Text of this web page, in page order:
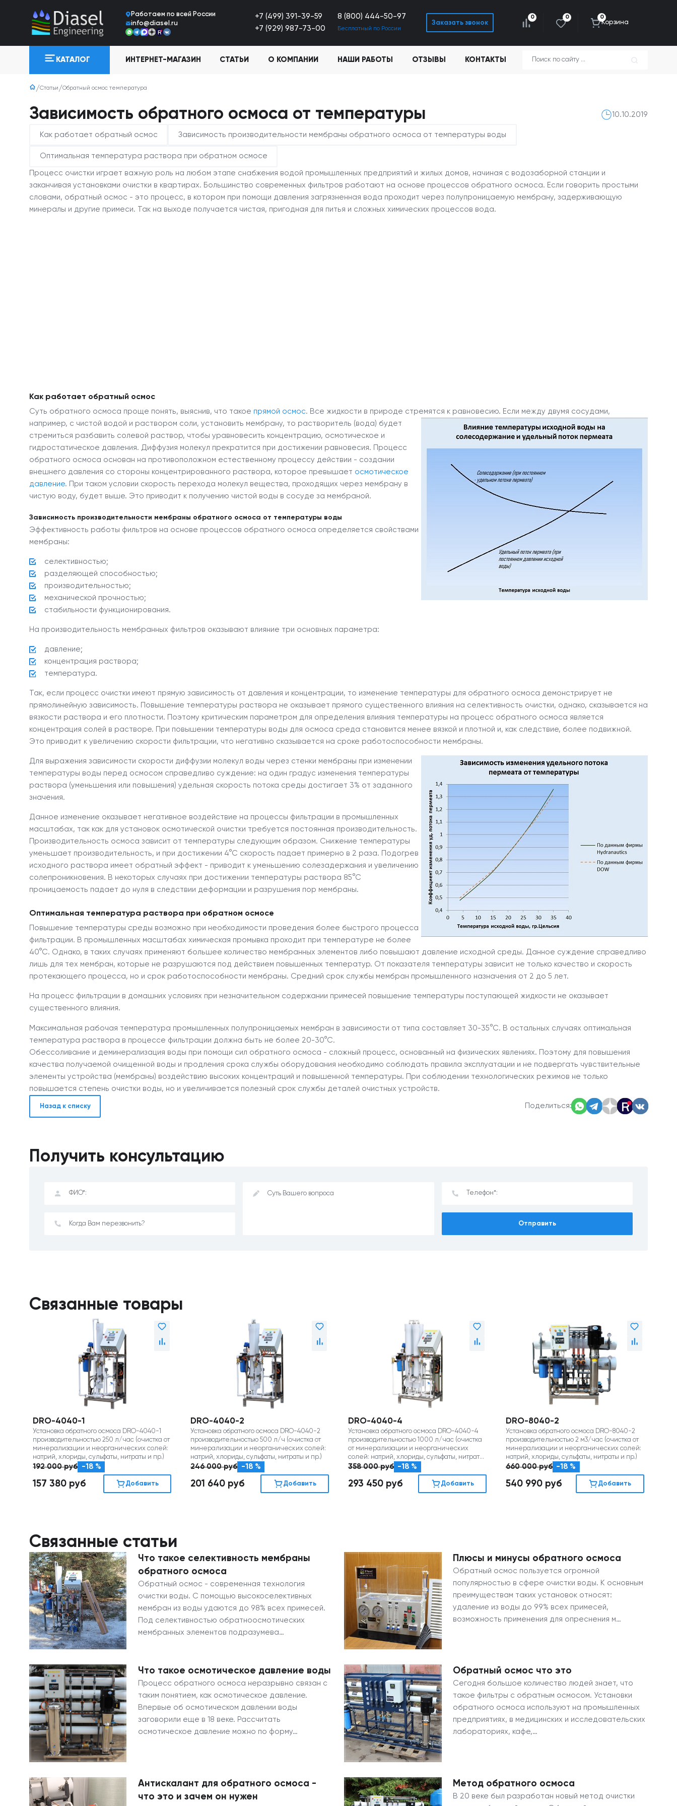
Работаем по всей Росcии
info@diasel.ru
+7 (499) 391-39-59
8 (800) 444-50-97
+7 (929) 987-73-00
Бесплатный по России
Заказать звонок
0 0
Корзина
0
КАТАЛОГ ИНТЕРНЕТ-МАГАЗИН СТАТЬИ О КОМПАНИИ НАШИ РАБОТЫ ОТЗЫВЫ КОНТАКТЫ
Статьи Обратный осмос температура
Зависимость обратного осмоса от температуры 10.10.2019
Как работает обратный осмос Зависимость производительности мембраны обратного осмоса от температуры воды
Оптимальная температура раствора при обратном осмосе
Процесс очистки играет важную роль на любом этапе снабжения водой промышленных предприятий и жилых домов, начиная с водозаборной станции и
заканчивая установками очистки в квартирах. Большинство современных фильтров работают на основе процессов обратного осмоса. Если говорить простыми
словами, обратный осмос - это процесс, в котором при помощи давления загрязненная вода проходит через полупроницаемую мембрану, задерживающую
минералы и другие примеси. Так на выходе получается чистая, пригодная для питья и сложных химических процессов вода.
Как работает обратный осмос
Суть обратного осмоса проще понять, выяснив, что такое прямой осмос. Все жидкости в природе стремятся к равновесию. Если между двумя сосудами,
например, с чистой водой и раствором соли, установить мембрану, то растворитель (вода) будет
стремиться разбавить солевой раствор, чтобы уравновесить концентрацию, осмотическое и
гидростатическое давления. Диффузия молекул прекратится при достижении равновесия. Процесс
обратного осмоса основан на противоположном естественному процессу действии - создании
внешнего давления со стороны концентрированного раствора, которое превышает осмотическое
давление. При таком условии скорость перехода молекул вещества, проходящих через мембрану в
чистую воду, будет выше. Это приводит к получению чистой воды в сосуде за мембраной.
Зависимость производительности мембраны обратного осмоса от температуры воды
Эффективность работы фильтров на основе процессов обратного осмоса определяется свойствами
мембраны:
селективностью;
разделяющей способностью;
производительностью;
механической прочностью;
стабильности функционирования.
На производительность мембранных фильтров оказывают влияние три основных параметра:
давление;
концентрация раствора;
температура.
Так, если процесс очистки имеют прямую зависимость от давления и концентрации, то изменение температуры для обратного осмоса демонстрирует не
прямолинейную зависимость. Повышение температуры раствора не оказывает прямого существенного влияния на селективность очистки, однако, сказывается на
вязкости раствора и его плотности. Поэтому критическим параметром для определения влияния температуры на процесс обратного осмоса является
концентрация солей в растворе. При повышении температуры воды для осмоса среда становится менее вязкой и плотной и, как следствие, более подвижной.
Это приводит к увеличению скорости фильтрации, что негативно сказывается на сроке работоспособности мембраны.
Для выражения зависимости скорости диффузии молекул воды через стенки мембраны при изменении
температуры воды перед осмосом справедливо суждение: на один градус изменения температуры
раствора (уменьшения или повышения) удельная скорость потока среды достигает 3% от заданного
значения.
Данное изменение оказывает негативное воздействие на процессы фильтрации в промышленных
масштабах, так как для установок осмотической очистки требуется постоянная производительность.
Производительность осмоса зависит от температуры следующим образом. Снижение температуры
уменьшает производительность, и при достижении 4°С скорость падает примерно в 2 раза. Подогрев
исходного раствора имеет обратный эффект - приводит к уменьшению солезадержания и увеличению
солепроникновения. В некоторых случаях при достижении температуры раствора 85°С
проницаемость падает до нуля в следствии деформации и разрушения пор мембраны.
Оптимальная температура раствора при обратном осмосе
Повышение температуры среды возможно при необходимости проведения более быстрого процесса
фильтрации. В промышленных масштабах химическая промывка проходит при температуре не более
40°С. Однако, в таких случаях применяют большее количество мембранных элементов либо повышают давление исходной среды. Данное суждение справедливо
лишь для тех мембран, которые не разрушаются под действием повышенных температур. От показателя температуры зависит не только качество и скорость
протекающего процесса, но и срок работоспособности мембраны. Средний срок службы мембран промышленного назначения от 2 до 5 лет.
На процесс фильтрации в домашних условиях при незначительном содержании примесей повышение температуры поступающей жидкости не оказывает
существенного влияния.
Максимальная рабочая температура промышленных полупроницаемых мембран в зависимости от типа составляет 30-35°С. В остальных случаях оптимальная
температура раствора в процессе фильтрации должна быть не более 20-30°С.
Обессоливание и деминерализация воды при помощи сил обратного осмоса - сложный процесс, основанный на физических явлениях. Поэтому для повышения
качества получаемой очищенной воды и продления срока службы оборудования необходимо соблюдать правила эксплуатации и не подвергать чувствительные
элементы устройства (мембраны) воздействию высоких концентраций и повышенной температуры. При соблюдении технологических режимов не только
повышается степень очистки воды, но и увеличивается полезный срок службы деталей очистных устройств.
Назад к списку Поделиться:
Получить консультацию
Отправить
Связанные товары
DRO-4040-1
Установка обратного осмоса DRO-4040-1
производительностью 250 л/час (очистка от
минерализации и неорганических солей:
натрий, хлориды, сульфаты, нитраты и пр.)
192 000руб -18 %
157 380 руб Добавить
DRO-4040-2
Установка обратного осмоса DRO-4040-2
производительностью 500 л/ч (очистка от
минерализации и неорганических солей:
натрий, хлориды, сульфаты, нитраты и пр.)
246 000руб -18 %
201 640 руб Добавить
DRO-4040-4
Установка обратного осмоса DRO-4040-4
производительностью 1000 л/час (очистка
от минерализации и неорганических
солей: натрий, хлориды, сульфаты, нитраты
и пр.)
358 000руб -18 %
293 450 руб Добавить
DRO-8040-2
Установка обратного осмоса DRO-8040-2
производительностью 2 м3/час (очистка от
минерализации и неорганических солей:
натрий, хлориды, сульфаты, нитраты и пр.)
660 000руб -18 %
540 990 руб Добавить
Связанные статьи
Что такое селективность мембраны
обратного осмоса
Обратный осмос - современная технология
очистки воды. С помощью высокоселективных
мембран из воды удаются до 98% всех примесей.
Под селективностью обратноосмотических
мембранных элементов подразумева…
Плюсы и минусы обратного осмоса
Обратный осмос пользуется огромной
популярностью в сфере очистки воды. К основным
преимуществам таких установок относят:
удаление из воды до 99% всех примесей,
возможность применения для опреснения м…
Что такое осмотическое давление воды
Процесс обратного осмоса неразрывно связан с
таким понятием, как осмотическое давление.
Впервые об осмотическом давлении воды
заговорили еще в 18 веке. Рассчитать
осмотическое давление можно по форму…
Обратный осмос что это
Сегодня большое количество людей знает, что
такое фильтры с обратным осмосом. Установки
обратного осмоса используют на промышленных
предприятиях, в медицинских и исследовательских
лабораториях, кафе,…
Антискалант для обратного осмоса -
что это и зачем он нужен
Метод обратного осмоса
В 20 веке был разработан новый метод очистки